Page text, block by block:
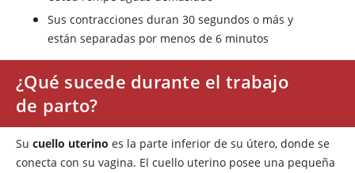
Sus contracciones duran 30 segundos o más y
están separadas por menos de 6 minutos
¿Qué sucede durante el trabajo
de parto?
Su cuello uterino es la parte inferior de su útero, donde se
conecta con su vagina. El cuello uterino posee una pequeña